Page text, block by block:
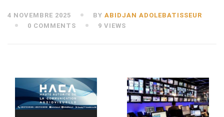
4 NOVEMBRE 2025 BY ABIDJAN ADOLEBATISSEUR
0 COMMENTS
9 VIEWS